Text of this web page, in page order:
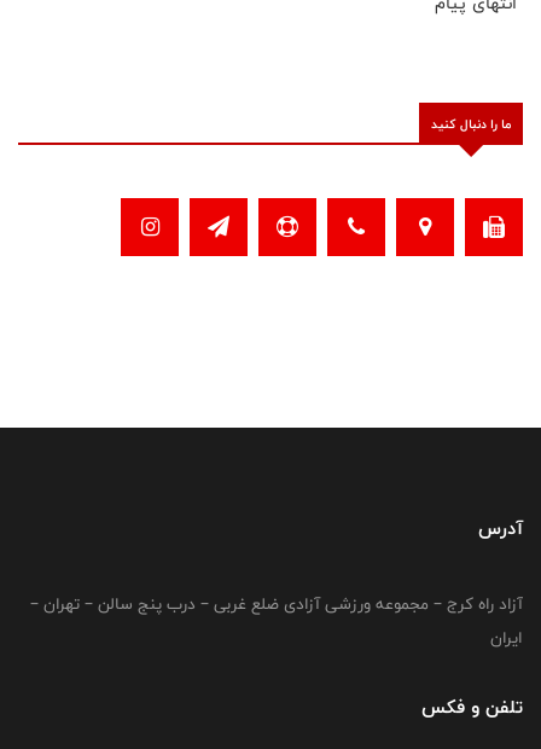
ما را دنبال کنید
آدرس
آزاد راه کرج – مجموعه ورزشی آزادی ضلع غربی – درب پنج سالن – تهران –
ایران
تلفن و فکس